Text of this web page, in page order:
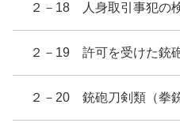
２－18 人身取引事犯の
２－19 許可を受けた銃
２－20 銃砲刀剣類（拳